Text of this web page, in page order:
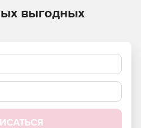
выгодных